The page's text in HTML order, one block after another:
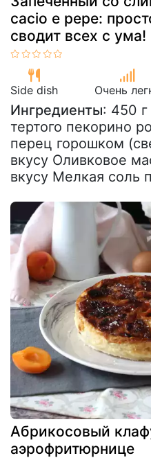
cacio e pepe:
сводит всех с ума!
Side dish Очень
Ингредиенты: 450
тертого пекорино
перец горошком
вкусу Оливковое
вкусу Мелкая соль
Абрикосовый
аэрофритюрнице